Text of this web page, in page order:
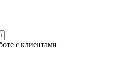
с клиентами